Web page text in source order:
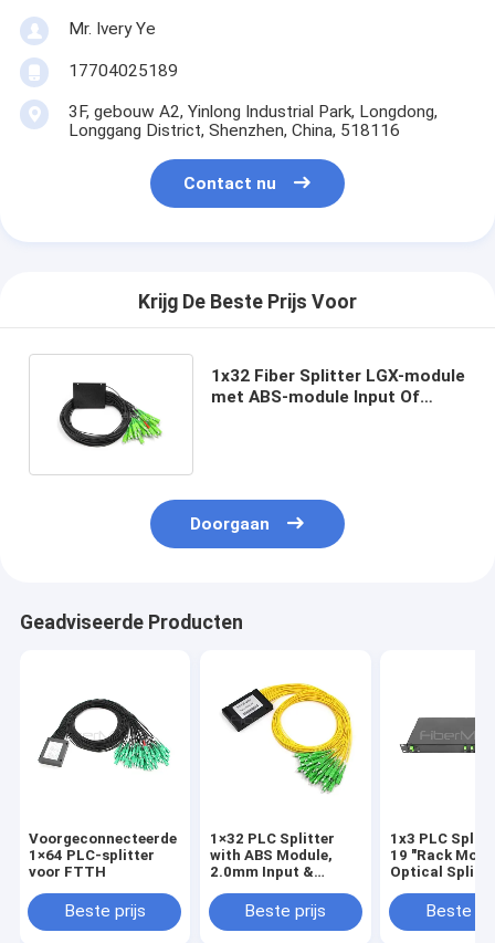
Mr. Ivery Ye
17704025189
3F, gebouw A2, Yinlong Industrial Park, Longdong,
Longgang District, Shenzhen, China, 518116
Contact nu
Krijg De Beste Prijs Voor
1x32 Fiber Splitter LGX-module
met ABS-module Input Of
Doorgaan
Geadviseerde Producten
Voorgeconnecteerde
1×64 PLC-splitter
voor FTTH
Beste prijs
1×32 PLC Splitter
with ABS Module,
2.0mm Input &
Beste prijs
1x3 PLC
19 "Rack
Optical
Beste